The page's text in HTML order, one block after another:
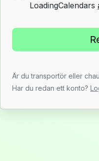
LoadingCalendars
Är du transportör eller
Har du redan ett konto?